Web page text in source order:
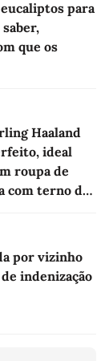
para
que os
Haaland
ideal
roupa de
com terno de
por vizinho
indenização